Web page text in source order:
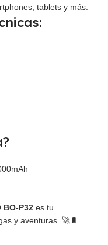
tablets y más.
BO‑P32 es tu
y aventuras. 🚀🔋